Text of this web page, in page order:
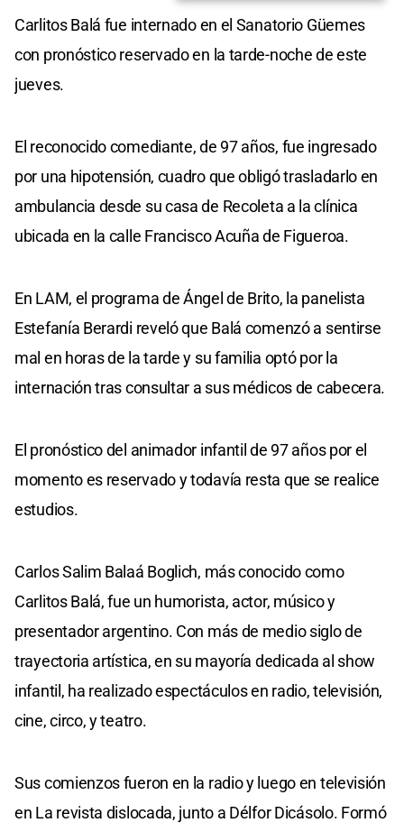
Carlitos Balá fue internado en el Sanatorio Güemes
con pronóstico reservado en la tarde-noche de este
jueves.
El reconocido comediante, de 97 años, fue ingresado
por una hipotensión, cuadro que obligó trasladarlo en
ambulancia desde su casa de Recoleta a la clínica
ubicada en la calle Francisco Acuña de Figueroa.
En LAM, el programa de Ángel de Brito, la panelista
Estefanía Berardi reveló que Balá comenzó a sentirse
mal en horas de la tarde y su familia optó por la
internación tras consultar a sus médicos de cabecera.
El pronóstico del animador infantil de 97 años por el
momento es reservado y todavía resta que se realice
estudios.
Carlos Salim Balaá Boglich, más conocido como
Carlitos Balá, fue un humorista, actor, músico y
presentador argentino. Con más de medio siglo de
trayectoria artística, en su mayoría dedicada al show
infantil, ha realizado espectáculos en radio, televisión,
cine, circo, y teatro.
Sus comienzos fueron en la radio y luego en televisión
en La revista dislocada, junto a Délfor Dicásolo. Formó